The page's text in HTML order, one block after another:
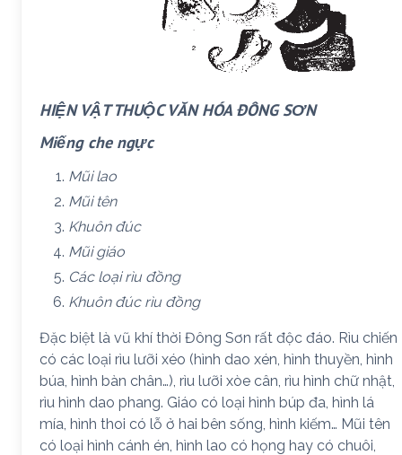
HIỆN VẬT THUỘC VĂN HÓA ĐÔNG SƠN
Miếng che ngực
Mũi lao
Mũi tên
Khuôn đúc
Mũi giáo
Các loại rìu đồng
Khuôn đúc rìu đồng
Đặc biệt là vũ khí thời Đông Sơn rất độc đáo. Rìu chiến
có các loại rìu lưỡi xéo (hình dao xén, hình thuyền, hình
búa, hình bàn chân…), rìu lưỡi xòe cân, rìu hình chữ nhật,
rìu hình dao phang. Giáo có loại hình búp đa, hình lá
mía, hình thoi có lỗ ở hai bên sống, hình kiếm… Mũi tên
có loại hình cánh én, hình lao có họng hay có chuôi,